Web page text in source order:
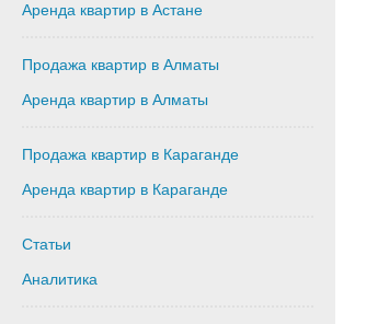
Аренда квартир в Астане
Продажа квартир в Алматы
Аренда квартир в Алматы
Продажа квартир в Караганде
Аренда квартир в Караганде
Статьи
Аналитика